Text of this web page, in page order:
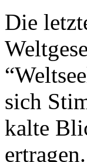
Die
sich
kalte